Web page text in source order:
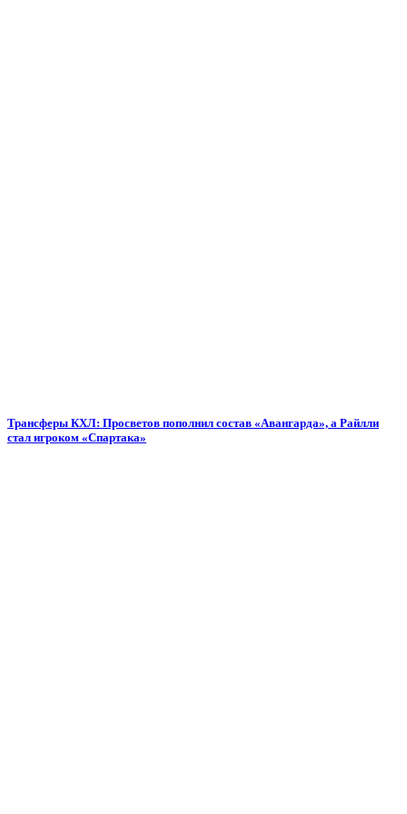
Трансферы КХЛ: Просветов пополнил состав «Авангарда», а Райлли
стал игроком «Спартака»